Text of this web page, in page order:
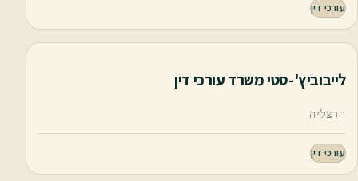
עורכי דין
לייבוביץ'-סטי משרד עורכי דין
הרצליה
עורכי דין